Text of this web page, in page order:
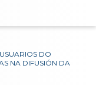
DO
NA DIFUSIÓN DA